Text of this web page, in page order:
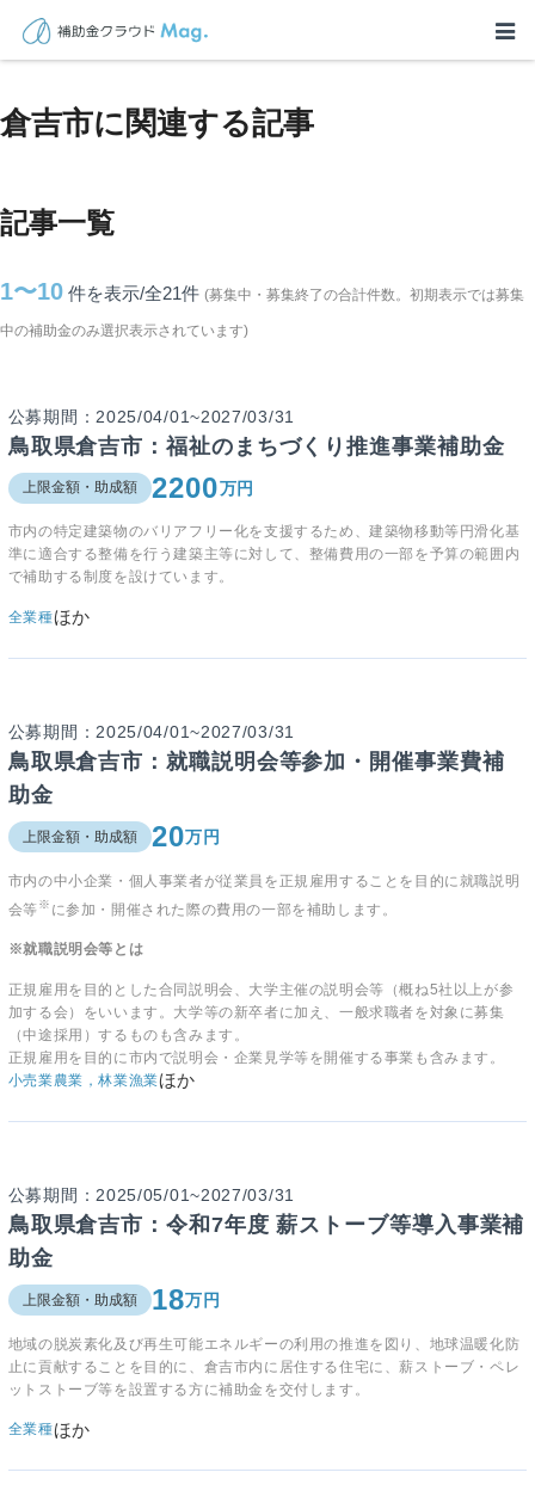
TOP > 補助金・助成金詳細>鳥取県
倉吉市に関連する記事
記事一覧
1〜10 件を表示/全21件 (募集中・募集終了の合計件数。初期表示では募集
中の補助金のみ選択表示されています)
公募期間：2025/04/01~2027/03/31
鳥取県倉吉市：福祉のまちづくり推進事業補助金
上限金額・助成額 2200万円
市内の特定建築物のバリアフリー化を支援するため、建築物移動等円滑化基
準に適合する整備を行う建築主等に対して、整備費用の一部を予算の範囲内
で補助する制度を設けています。
全業種ほか
公募期間：2025/04/01~2027/03/31
鳥取県倉吉市：就職説明会等参加・開催事業費補
助金
上限金額・助成額 20万円
市内の中小企業・個人事業者が従業員を正規雇用することを目的に就職説明
会等※ に参加・開催された際の費用の一部を補助します。
※就職説明会等とは
正規雇用を目的とした合同説明会、大学主催の説明会等（概ね5社以上が参
加する会）をいいます。大学等の新卒者に加え、一般求職者を対象に募集
（中途採用）するものも含みます。
正規雇用を目的に市内で説明会・企業見学等を開催する事業も含みます。
小売業農業，林業漁業ほか
公募期間：2025/05/01~2027/03/31
鳥取県倉吉市：令和7年度 薪ストーブ等導入事業補
助金
上限金額・助成額 18万円
地域の脱炭素化及び再生可能エネルギーの利用の推進を図り、地球温暖化防
止に貢献することを目的に、倉吉市内に居住する住宅に、薪ストーブ・ペレ
ットストーブ等を設置する方に補助金を交付します。
全業種ほか